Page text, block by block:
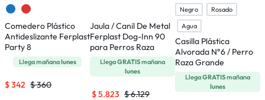
Comedero Plástico
Antideslizante Ferplast
Party 8
Llega mañanalunes
$360
$342
Jaula / Canil De Metal
Ferplast Dog-Inn 90
para Perros Raza
Mediana
LlegaGRATISmañana
lunes
$6.129
$5.823
Negro
Rosado
Agua
Casilla Plástica
Alvorada N°6 / Perro
Raza Grande
LlegaGRATISmañana
lunes